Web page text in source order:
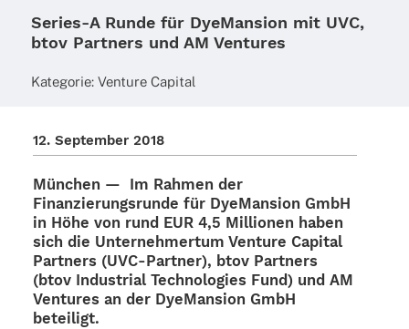
Series‑A Runde für DyeMansion mit UVC,
btov Partners und AM Ventures
Kate­go­rie:Venture Capi­tal
12. Septem­ber 2018
München — Im Rahmen der
Finan­zie­rungs­runde für DyeM­an­sion GmbH
in Höhe von rund EUR 4,5 Millio­nen haben
sich die Unter­neh­mer­tum Venture Capi­tal
Part­ners (UVC-Part­­ner), btov Part­ners
(btov Indus­trial Tech­no­lo­gies Fund) und AM
Ventures an der DyeM­an­sion GmbH
beteiligt.